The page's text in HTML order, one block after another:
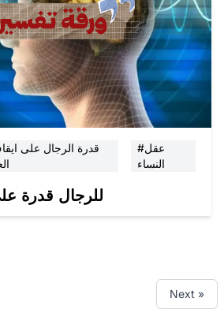
#عقل
النساء
للرجال قدرة
Next »